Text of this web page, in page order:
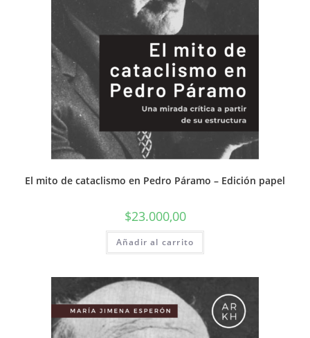
El mito de cataclismo en Pedro Páramo – Edición papel
$23.000,00
Añadir al carrito